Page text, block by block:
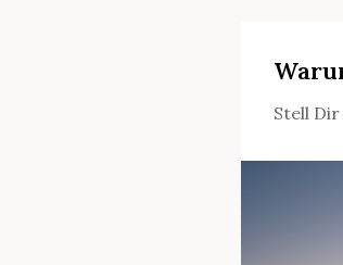
Stell